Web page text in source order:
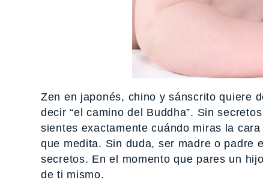
Zen en japonés, chino y sánscrito quiere
decir “el camino del Buddha”. Sin
sientes exactamente cuándo miras la
que medita. Sin duda, ser madre o
secretos. En el momento que pares un
de ti mismo.